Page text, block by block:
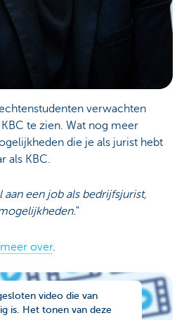
verwachten
te zien. Wat nog meer
die je als jurist hebt
als KBC.
een job als bedrijfsjurist,
"
over.
video die van
is. Het tonen van deze